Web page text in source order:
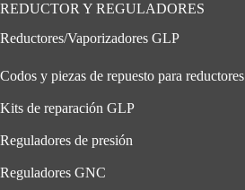
REDUCTOR Y REGULADORES
Reductores/Vaporizadores GLP
Codos y piezas de repuesto para reductores
Kits de reparación GLP
Reguladores de presión
Reguladores GNC